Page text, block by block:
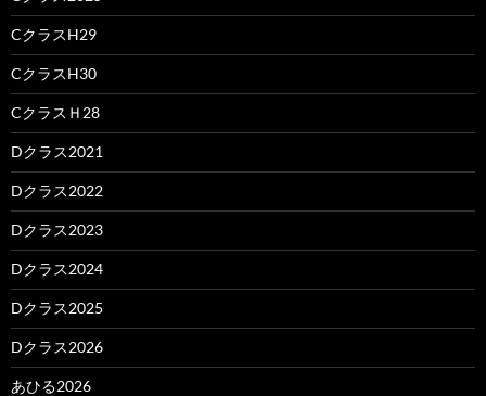
CクラスH29
CクラスH30
CクラスＨ28
Dクラス2021
Dクラス2022
Dクラス2023
Dクラス2024
Dクラス2025
Dクラス2026
あひる2026